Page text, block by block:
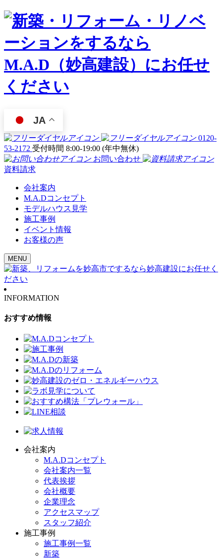
JA
0120-
53-2172 受付時間 8:00-19:00 (年中無休)
お問い合わせ
資料請求
会社案内
M.A.Dコンセプト
モデルハウス見学
施工事例
イベント情報
お客様の声
MENU
INFORMATION
おすすめ情報
会社案内
M.A.Dコンセプト
会社案内一覧
代表挨拶
会社概要
企業理念
アクセスマップ
スタッフ紹介
施工事例
施工事例一覧
新築